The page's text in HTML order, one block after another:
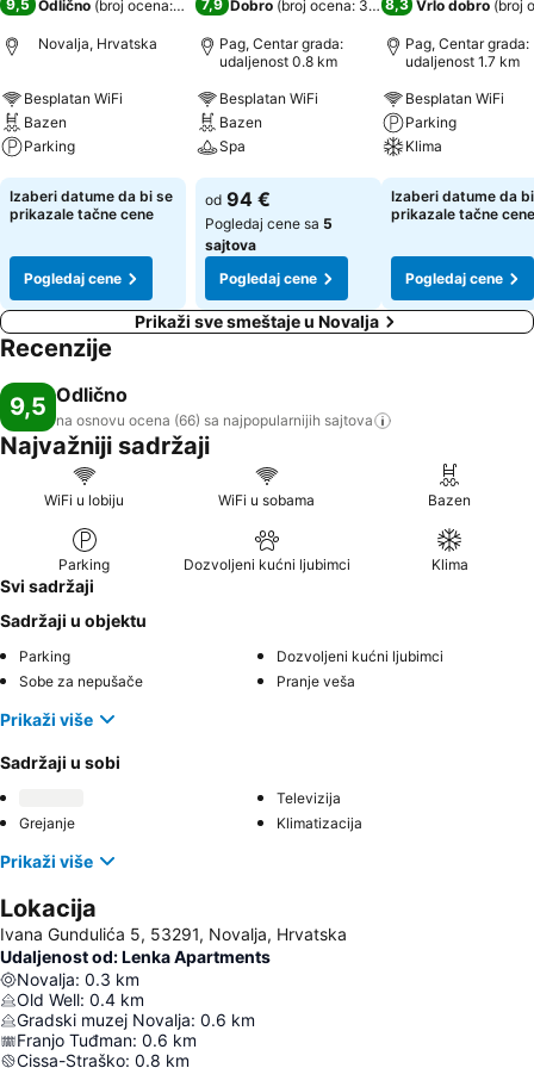
9,5 Odlično (broj ocena: 66 )
Novalja, Hrvatska
Besplatan WiFi
Bazen
Parking
Pogledaj cene
Izaberi datume da bi se
prikazale tačne cene
Pogledaj cene
7,9 Dobro (broj ocena: 3.098)
Pag, Centar grada:
udaljenost 0.8 km
Besplatan WiFi
Bazen
Spa
Pogledaj cene
od 94 €
Pogledaj cene sa 5
sajtova
Pogledaj cene
8,3 Vrlo dobro (broj
Pag, Centar grada:
udaljenost 1.7 km
Besplatan WiFi
Parking
Klima
Pogledaj cene
Izaberi datume da
prikazale tačne cene
Pogledaj cene
Prikaži sve smeštaje u Novalja
Recenzije
9,5 Odlično
na osnovu ocena (66) sa najpopularnijih sajtova
Najvažniji sadržaji
WiFi u lobiju WiFi u sobama Bazen
Parking Dozvoljeni kućni ljubimci Klima
Svi sadržaji
Sadržaji u objektu
Parking
Dozvoljeni kućni ljubimci
Sobe za nepušače
Pranje veša
Prikaži više
Sadržaji u sobi
Televizija
Grejanje
Klimatizacija
Prikaži više
Lokacija
Ivana Gundulića 5, 53291, Novalja, Hrvatska
Udaljenost od: Lenka Apartments
Novalja: 0.3 km
Old Well: 0.4 km
Gradski muzej Novalja: 0.6 km
Franjo Tuđman: 0.6 km
Cissa-Straško: 0.8 km